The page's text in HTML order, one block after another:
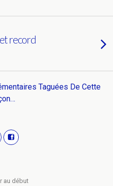
record
Taguées De Cette
au début